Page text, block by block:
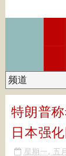
特朗普
日本强
星期一, 五